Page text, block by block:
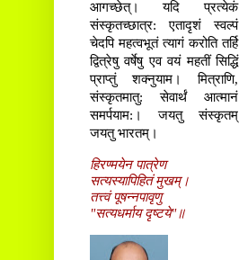
आगच्छेत्। यदि प्रत्येकं
संस्कृतच्छात्र: एतादृशं स्वल्पं
चेदपि महत्वभूतं त्यागं करोति तर्हि
द्वित्रेषु वर्षेषु एव वयं महतीं सिद्धिं
प्राप्तुं शक्नुयाम। मित्राणि,
संस्कृतमातु: सेवार्थं आत्मानं
समर्पयाम:। जयतु संस्कृतम्
जयतु भारतम्।
हिरण्मयेन पात्रेण
सत्यस्यापिहितं मुखम्।
तत्त्वं पूषन्नपावृणु
"सत्यधर्माय दृष्टये"॥